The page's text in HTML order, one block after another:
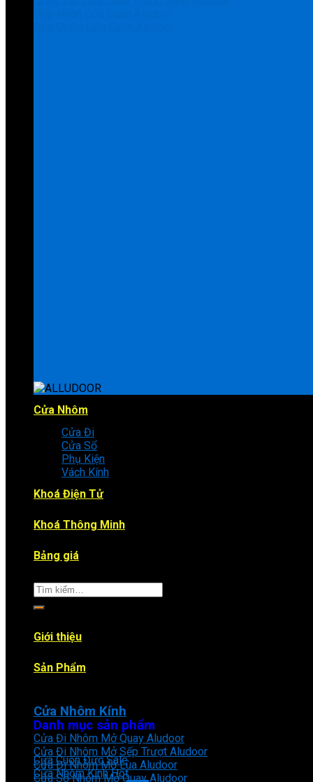
Cửa Nhôm Kính
Cửa Đi Nhôm Mở Quay Aludoor
Cửa Đi Nhôm Mở Sếp Trượt Aludoor
Cửa Đi Nhôm Mở Lùa Aludoor
Cửa Sổ Nhôm Mở Quay Aludoor
Cửa Nhôm
Cửa Đi
Cửa Sổ
Phụ Kiện
Vách Kính
Khoá Điện Tử
Khoá Thông Minh
Bảng giá
Tìm
Giới thiệu
Sản Phẩm
Danh mục sản phẩm
Cửa Cuốn Đức
Cửa Nhôm Kính